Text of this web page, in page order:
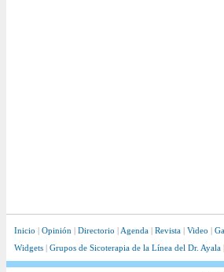
Inicio | Opinión | Directorio | Agenda | Revista | Video |
Widgets | Grupos de Sicoterapia de la Línea del Dr. Ayala